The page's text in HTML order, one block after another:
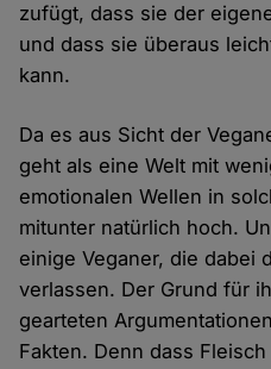
zufügt, dass sie der
und dass sie überaus
kann.
Da es aus Sicht der
geht als eine Welt mit
emotionalen Wellen in
mitunter natürlich hoch.
einige Veganer, die dabei
verlassen. Der Grund für
gearteten
Fakten. Denn dass